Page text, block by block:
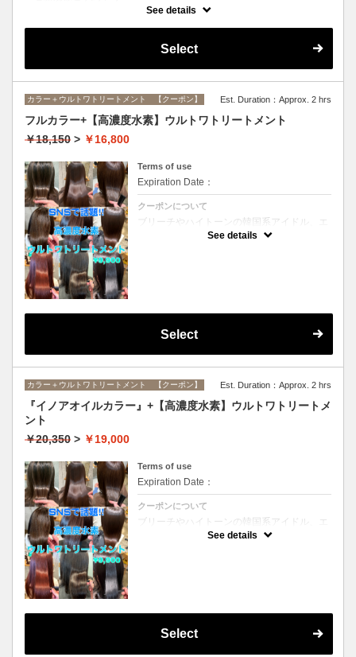
インナーカラーに必要なブリーチ、全体カラー、ブリーチ部分のオンカ
す）
See details
Select
カラー＋ウルトワトリートメント 【クーポン】 Est. Duration：Approx. 2 hrs
フルカラー+【高濃度水素】ウルトワトリートメント
￥18,150 > ￥16,800
Terms of use
Expiration Date：
クーポンについて
ブリーチやハイトーンの韓国系アイドル、エ
イジング毛にお悩みの美魔女も夢中！全ての
See details
Select
カラー＋ウルトワトリートメント 【クーポン】 Est. Duration：Approx. 2 hrs
『イノアオイルカラー』+【高濃度水素】ウルトワトリートメ
ント
￥20,350 > ￥19,000
Terms of use
Expiration Date：
クーポンについて
ブリーチやハイトーンの韓国系アイドル、エ
イジング毛にお悩みの美魔女も夢中！全ての
See details
Select